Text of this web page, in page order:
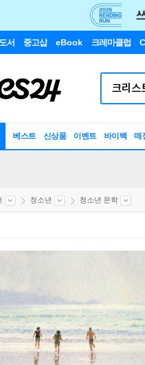
서 중고샵 eBook 크레마클럽
베스트 신상품 이벤트 바이백 매
청소년 청소년 문학